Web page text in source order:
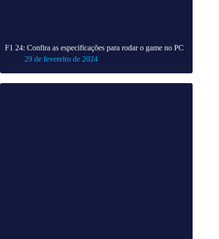
F1 24: Confira as especificações para rodar o game no PC
29 de fevereiro de 2024